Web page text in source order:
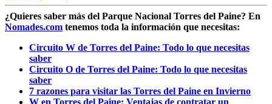
¿Quieres saber más del Parque Nacional Torres del Paine? En
Nomades.com tenemos toda la información que necesitas:
Circuito W de Torres del Paine: Todo lo que necesitas
saber
Circuito O de Torres del Paine: Todo lo que necesitas
saber
7 razones para visitar las Torres del Paine en Invierno
W en Torres del Paine: Ventajas de contratar un